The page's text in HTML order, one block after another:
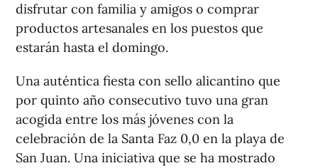
disfrutar con familia y amigos o comprar
productos artesanales en los puestos que
estarán hasta el domingo.
Una auténtica fiesta con sello alicantino que
por quinto año consecutivo tuvo una gran
acogida entre los más jóvenes con la
celebración de la Santa Faz 0,0 en la playa de
San Juan. Una iniciativa que se ha mostrado